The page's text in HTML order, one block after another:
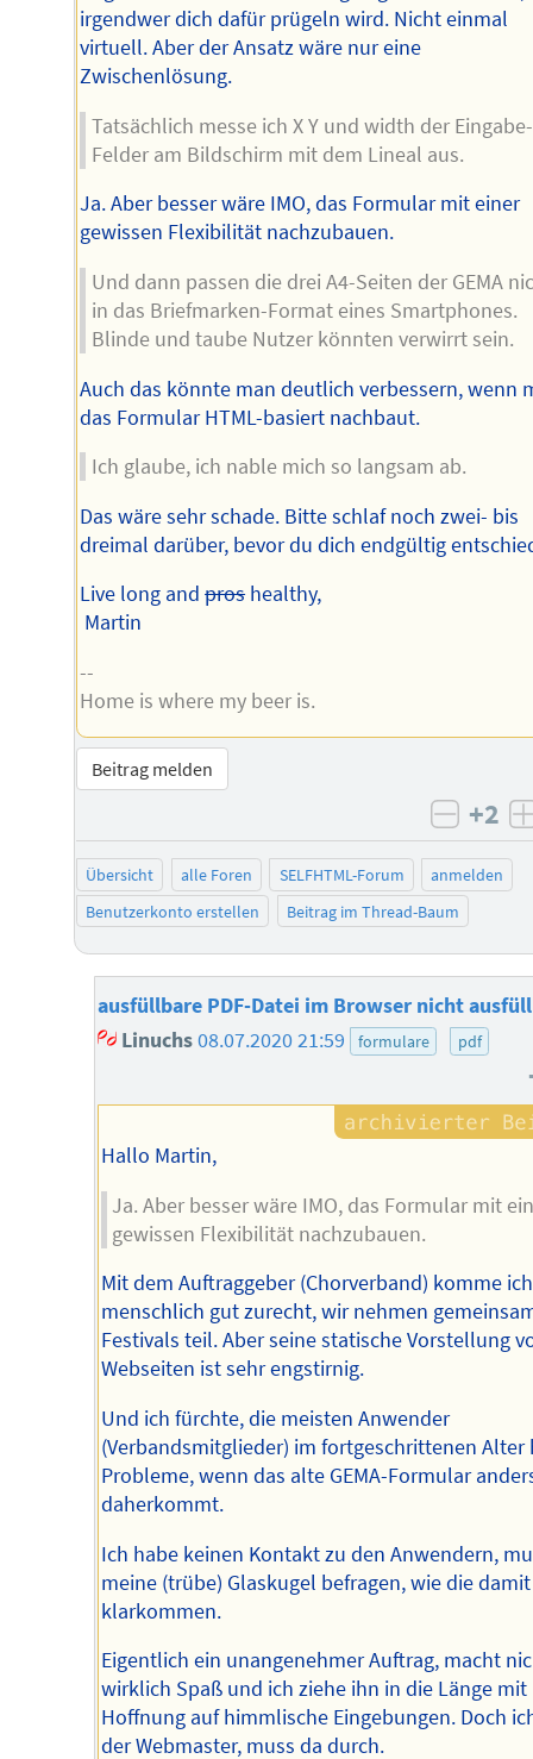
irgendwer dich dafür prügeln wird. Nicht einmal
virtuell. Aber der Ansatz wäre nur eine
Zwischenlösung.
Tatsächlich messe ich X Y und width der Eingabe-
Felder am Bildschirm mit dem Lineal aus.
Ja. Aber besser wäre IMO, das Formular mit einer
gewissen Flexibilität nachzubauen.
Und dann passen die drei A4-Seiten der GEMA
in das Briefmarken-Format eines Smartphones.
Blinde und taube Nutzer könnten verwirrt sein.
Auch das könnte man deutlich verbessern, wenn
das Formular HTML-basiert nachbaut.
Ich glaube, ich nable mich so langsam ab.
Das wäre sehr schade. Bitte schlaf noch zwei- bis
dreimal darüber, bevor du dich endgültig
Live long andpros healthy,
Martin
--
Home is where my beer is.
Beitrag melden
+2
Übersicht alle Foren SELFHTML-Forum
anmelden
Benutzerkonto erstellen
Beitrag im Thread-Baum
ausfüllbare PDF-Datei im Browser nicht
Linuchs08.07.2020 21:59 formulare pdf
Hallo Martin,
Ja. Aber besser wäre IMO, das Formular mit
gewissen Flexibilität nachzubauen.
Mit dem Auftraggeber (Chorverband) komme ich
menschlich gut zurecht, wir nehmen
Festivals teil. Aber seine statische Vorstellung
Webseiten ist sehr engstirnig.
Und ich fürchte, die meisten Anwender
(Verbandsmitglieder) im fortgeschrittenen Alter
Probleme, wenn das alte GEMA-Formular
daherkommt.
Ich habe keinen Kontakt zu den Anwendern,
meine (trübe) Glaskugel befragen, wie die damit
klarkommen.
Eigentlich ein unangenehmer Auftrag, macht
wirklich Spaß und ich ziehe ihn in die Länge mit
Hoffnung auf himmlische Eingebungen. Doch
der Webmaster, muss da durch.